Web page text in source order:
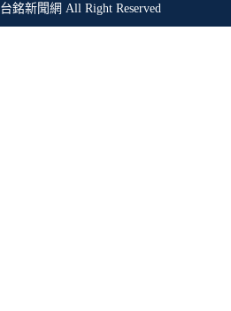
台銘新聞網 All Right Reserved